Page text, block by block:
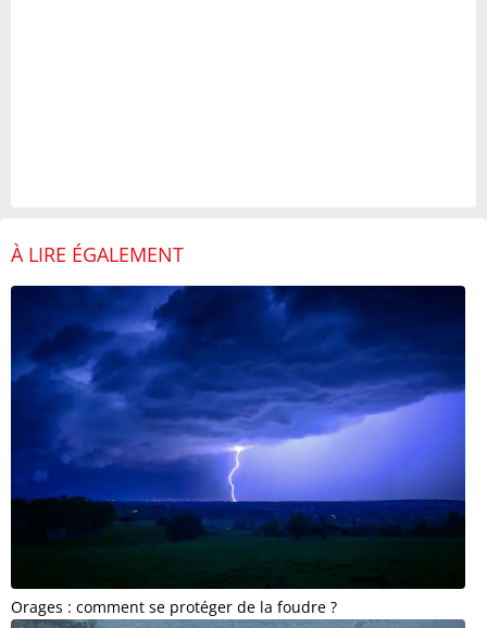
À LIRE ÉGALEMENT
Orages : comment se protéger de la foudre ?